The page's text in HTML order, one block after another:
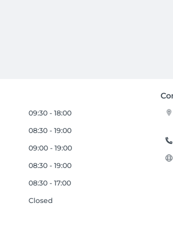
09:30 - 18:00
08:30 - 19:00
09:00 - 19:00
08:30 - 19:00
08:30 - 17:00
Closed